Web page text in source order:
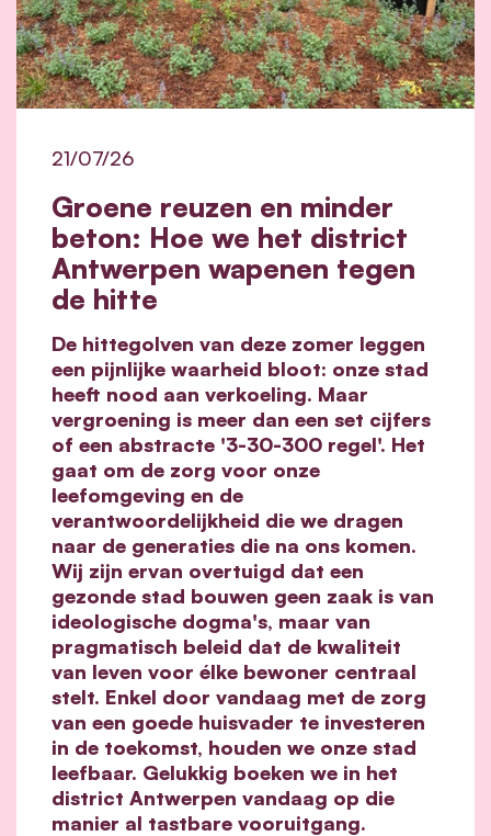
Groene reuzen en minder
beton: Hoe we het district
Antwerpen wapenen tegen
de hitte
21/07/26
De hittegolven van deze zomer leggen
een pijnlijke waarheid bloot: onze stad
heeft nood aan verkoeling. Maar
vergroening is meer dan een set cijfers
of een abstracte '3-30-300 regel'. Het
gaat om de zorg voor onze
leefomgeving en de
verantwoordelijkheid die we dragen
naar de generaties die na ons komen.
Wij zijn ervan overtuigd dat een
gezonde stad bouwen geen zaak is van
ideologische dogma's, maar van
pragmatisch beleid dat de kwaliteit
van leven voor élke bewoner centraal
stelt. Enkel door vandaag met de zorg
van een goede huisvader te investeren
in de toekomst, houden we onze stad
leefbaar. Gelukkig boeken we in het
district Antwerpen vandaag op die
manier al tastbare vooruitgang.